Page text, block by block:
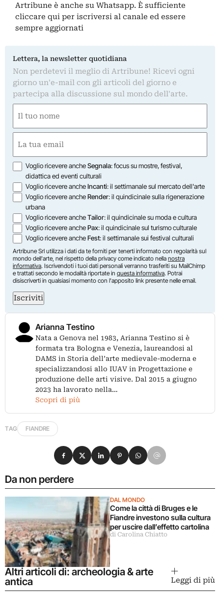
Artribune è anche su Whatsapp. È sufficiente
cliccare qui per iscriversi al canale ed essere
sempre aggiornati
Lettera, la newsletter quotidiana
Non perdetevi il meglio di Artribune! Ricevi ogni
giorno un'e-mail con gli articoli del giorno e
partecipa alla discussione sul mondo dell'arte.
(Required)
First
(Required)
Opzioni
Voglio ricevere ancheSegnala: focus su mostre, festival,
didattica ed eventi culturali
Voglio ricevere ancheIncanti: il settimanale sul mercato dell'arte
Voglio ricevere ancheRender: il quindicinale sulla rigenerazione
urbana
Voglio ricevere ancheTailor: il quindicinale su moda e cultura
Voglio ricevere anchePax: il quindicinale sul turismo culturale
Voglio ricevere ancheFest: il settimanale sui festival culturali
Artribune Srl utilizza i dati da te forniti per tenerti informato con regolarità sul
mondo dell'arte, nel rispetto della privacy come indicato nella nostra
informativa. Iscrivendoti i tuoi dati personali verranno trasferiti su MailChimp
e trattati secondo le modalità riportate in questa informativa. Potrai
disiscriverti in qualsiasi momento con l'apposito link presente nelle email.
Iscriviti
Arianna Testino
Nata a Genova nel 1983, Arianna Testino si è
formata tra Bologna e Venezia, laureandosi al
DAMS in Storia dell’arte medievale-moderna e
specializzandosi allo IUAV in Progettazione e
produzione delle arti visive. Dal 2015 a giugno
2023 ha lavorato nella…
Scopri di più
TAG FIANDRE
Da non perdere
DAL MONDO
Come la città di Bruges e le
Fiandre investono sulla cultura
per uscire dall’effetto cartolina
di Carolina Chiatto
Condividi su Facebook
Condividi su X
Condividi su LinkedIn
Condividi su Pinterest
Condividi su WhatsApp
Condividi su Email
Altri articoli di: archeologia & arte
antica
Leggi di più